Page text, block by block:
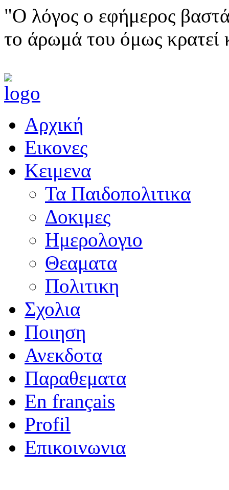
"Ο λόγος ο εφήμερος
το άρωμά του όμως κρατεί
Αρχική
Εικονες
Κειμενα
Τα Παιδοπολιτικα
Δοκιμες
Ημερολογιο
Θεαματα
Πολιτικη
Σχολια
Ποιηση
Ανεκδοτα
Παραθεματα
En français
Profil
Επικοινωνια